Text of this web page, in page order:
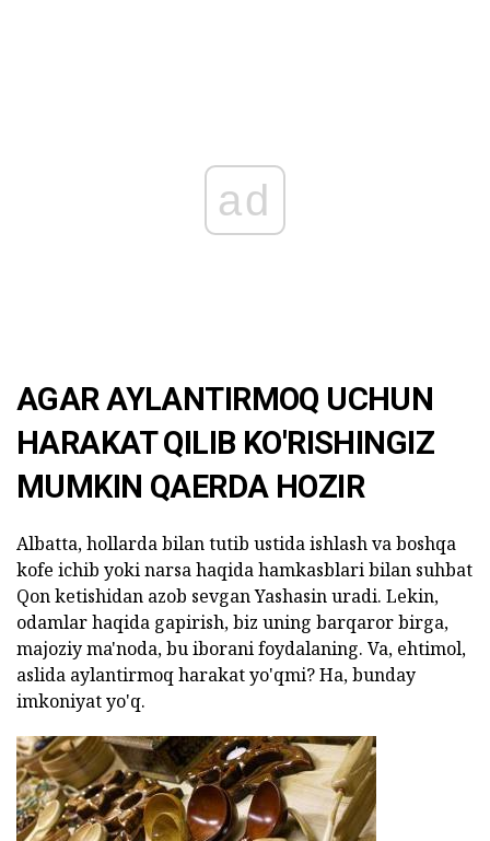
ad
AGAR AYLANTIRMOQ UCHUN
HARAKAT QILIB KO'RISHINGIZ
MUMKIN QAERDA HOZIR
Albatta, hollarda bilan tutib ustida ishlash va boshqa
kofe ichib yoki narsa haqida hamkasblari bilan suhbat
Qon ketishidan azob sevgan Yashasin uradi. Lekin,
odamlar haqida gapirish, biz uning barqaror birga,
majoziy ma'noda, bu iborani foydalaning. Va, ehtimol,
aslida aylantirmoq harakat yo'qmi? Ha, bunday
imkoniyat yo'q.